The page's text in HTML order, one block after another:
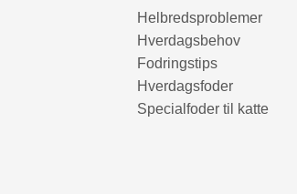
Helbredsproblemer
Hverdagsbehov
Fodringstips
Hverdagsfoder
Specialfoder til katte